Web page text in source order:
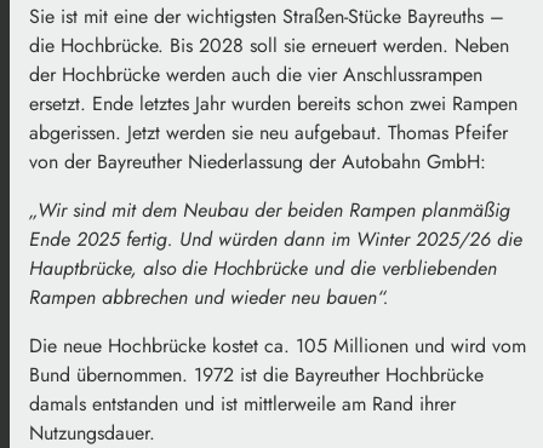
Sie ist mit eine der wichtigsten Straßen-Stücke Bayreuths –
die Hochbrücke. Bis 2028 soll sie erneuert werden. Neben
der Hochbrücke werden auch die vier Anschlussrampen
ersetzt. Ende letztes Jahr wurden bereits schon zwei Rampen
abgerissen. Jetzt werden sie neu aufgebaut. Thomas Pfeifer
von der Bayreuther Niederlassung der Autobahn GmbH:
„Wir sind mit dem Neubau der beiden Rampen planmäßig
Ende 2025 fertig. Und würden dann im Winter 2025/26 die
Hauptbrücke, also die Hochbrücke und die verbliebenden
Rampen abbrechen und wieder neu bauen“.
Die neue Hochbrücke kostet ca. 105 Millionen und wird vom
Bund übernommen. 1972 ist die Bayreuther Hochbrücke
damals entstanden und ist mittlerweile am Rand ihrer
Nutzungsdauer.